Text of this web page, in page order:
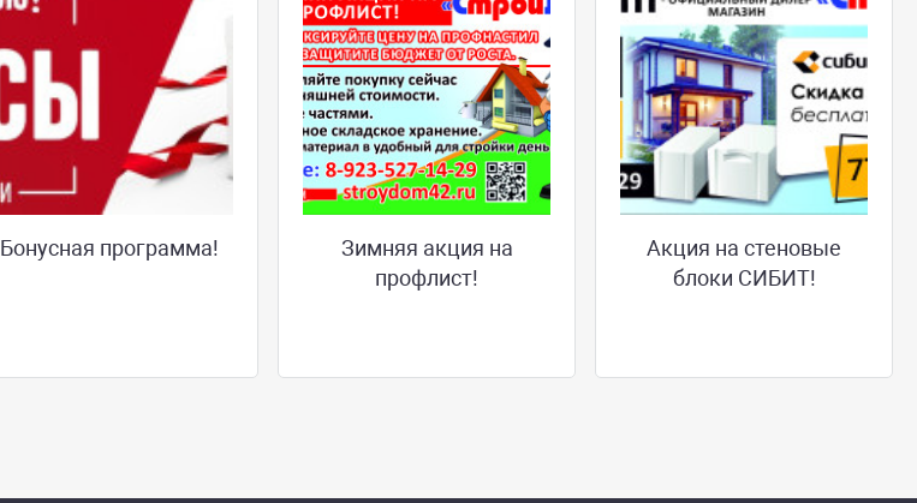
Бонусная программа!
Зимняя акция на
профлист!
Акция на стеновые
блоки СИБИТ!